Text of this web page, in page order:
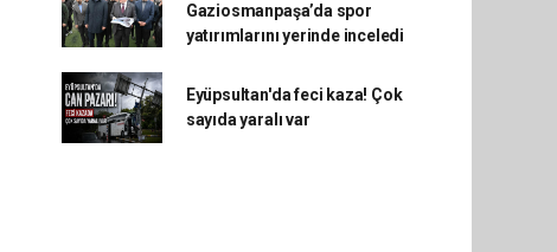
Gaziosmanpaşa’da spor
yatırımlarını yerinde inceledi
Eyüpsultan'da feci kaza! Çok
sayıda yaralı var